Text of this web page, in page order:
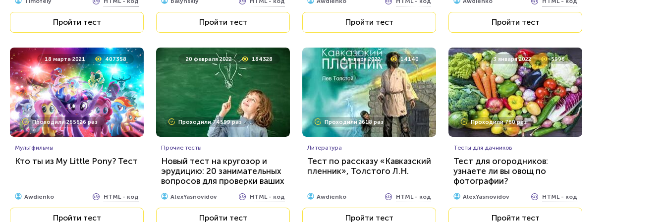
Пройти тест Пройти тест Пройти тест Пройти тест
18 марта 2021 407358
Проходили 265626 раз
Мультфильмы
Кто ты из My Little Pony? Тест
Awdienko HTML - код
Пройти тест
20 февраля 2022 184328
Проходили 74599 раз
Прочие тесты
Новый тест на кругозор и
эрудицию: 20 занимательных
вопросов для проверки ваших
знаний...
AlexYasnovidov HTML - код
Пройти тест
4 января 2022 14140
Проходили 2618 раз
Литература
Тест по рассказу «Кавказский
пленник», Толстого Л.Н.
Awdienko HTML - код
Пройти тест
3 января 2022 5996
Проходили 760 раз
Тесты для дачников
Тест для огородников:
узнаете ли вы овощ по
фотографии?
AlexYasnovidov HTML - код
Пройти тест